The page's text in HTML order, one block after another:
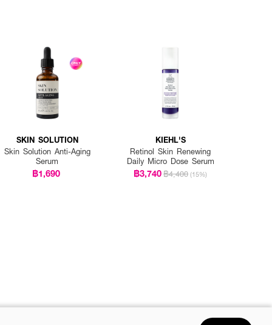
SKIN SOLUTION
Skin Solution Anti-Aging
Serum
฿1,690
KIEHL'S
Retinol Skin Renewing
Daily Micro Dose Serum
฿3,740฿4,400 (15%)